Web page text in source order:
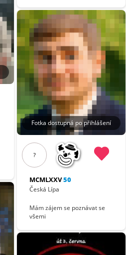
Fotka dostupná po přihlášení
?
MCMLXXV50
Česká Lípa
Mám zájem se poznávat se
všemi